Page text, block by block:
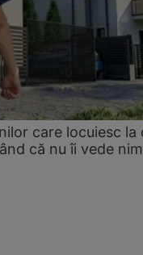
care locuiesc la
că nu îi vede